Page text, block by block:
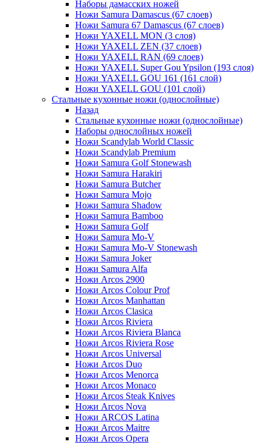
Наборы дамасских ножей
Ножи Samura Damascus (67 слоев)
Ножи Samura 67 Damascus (67 слоев)
Ножи YAXELL MON (3 слоя)
Ножи YAXELL ZEN (37 слоев)
Ножи YAXELL RAN (69 слоев)
Ножи YAXELL Super Gou Ypsilon (193 слоя)
Ножи YAXELL GOU 161 (161 слой)
Ножи YAXELL GOU (101 слой)
Стальные кухонные ножи (однослойные)
Назад
Стальные кухонные ножи (однослойные)
Наборы однослойных ножей
Ножи Scandylab World Classic
Ножи Scandylab Premium
Ножи Samura Golf Stonewash
Ножи Samura Harakiri
Ножи Samura Butcher
Ножи Samura Mojo
Ножи Samura Shadow
Ножи Samura Bamboo
Ножи Samura Golf
Ножи Samura Mo-V
Ножи Samura Mo-V Stonewash
Ножи Samura Joker
Ножи Samura Alfa
Ножи Arcos 2900
Ножи Arcos Colour Prof
Ножи Arcos Manhattan
Ножи Arcos Clasica
Ножи Arcos Riviera
Ножи Arcos Riviera Blanca
Ножи Arcos Riviera Rose
Ножи Arcos Universal
Ножи Arcos Duo
Ножи Arcos Menorca
Ножи Arcos Monaco
Ножи Arcos Steak Knives
Ножи Arcos Nova
Ножи ARCOS Latina
Ножи Arcos Maitre
Ножи Arcos Opera